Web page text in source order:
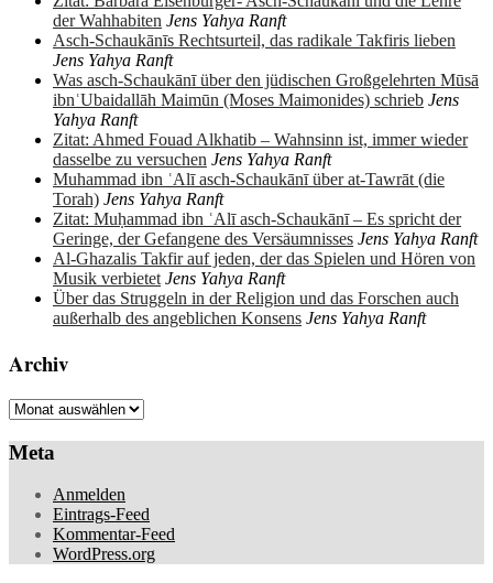
der Wahhabiten Jens Yahya Ranft
Asch-Schaukānīs Rechtsurteil, das radikale Takfiris lieben
Jens Yahya Ranft
Was asch-Schaukānī über den jüdischen Großgelehrten Mūsā
ibnʿUbaidallāh Maimūn (Moses Maimonides) schrieb Jens
Yahya Ranft
Zitat: Ahmed Fouad Alkhatib – Wahnsinn ist, immer wieder
dasselbe zu versuchen Jens Yahya Ranft
Muhammad ibn ʿAlī asch-Schaukānī über at-Tawrāt (die
Torah) Jens Yahya Ranft
Zitat: Muḥammad ibn ʿAlī asch-Schaukānī – Es spricht der
Geringe, der Gefangene des Versäumnisses Jens Yahya Ranft
Al-Ghazalis Takfir auf jeden, der das Spielen und Hören von
Musik verbietet Jens Yahya Ranft
Über das Struggeln in der Religion und das Forschen auch
außerhalb des angeblichen Konsens Jens Yahya Ranft
Archiv
Archiv
Meta
Anmelden
Eintrags-Feed
Kommentar-Feed
WordPress.org